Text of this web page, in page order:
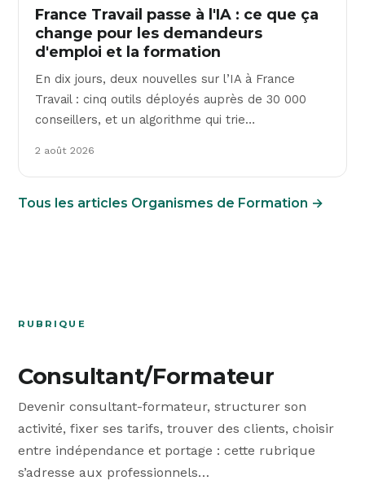
France Travail passe à l'IA : ce que ça
change pour les demandeurs
d'emploi et la formation
En dix jours, deux nouvelles sur l’IA à France
Travail : cinq outils déployés auprès de 30 000
conseillers, et un algorithme qui trie…
2 août 2026
Tous les articles Organismes de Formation →
RUBRIQUE
Consultant/Formateur
Devenir consultant-formateur, structurer son
activité, fixer ses tarifs, trouver des clients, choisir
entre indépendance et portage : cette rubrique
s’adresse aux professionnels…